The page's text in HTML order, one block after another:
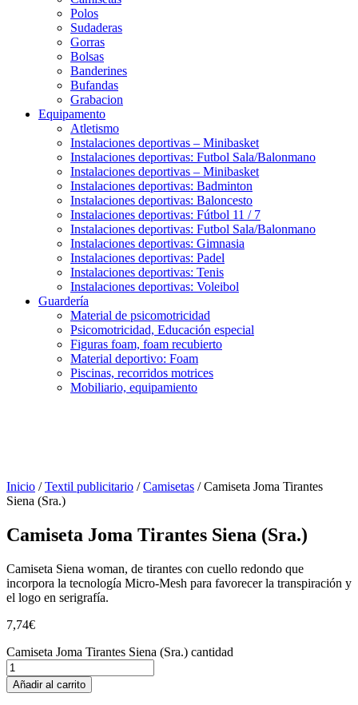
Polos
Sudaderas
Gorras
Bolsas
Banderines
Bufandas
Grabacion
Equipamento
Atletismo
Instalaciones deportivas – Minibasket
Instalaciones deportivas: Futbol Sala/Balonmano
Instalaciones deportivas – Minibasket
Instalaciones deportivas: Badminton
Instalaciones deportivas: Baloncesto
Instalaciones deportivas: Fútbol 11 / 7
Instalaciones deportivas: Futbol Sala/Balonmano
Instalaciones deportivas: Gimnasia
Instalaciones deportivas: Padel
Instalaciones deportivas: Tenis
Instalaciones deportivas: Voleibol
Guardería
Material de psicomotricidad
Psicomotricidad, Educación especial
Figuras foam, foam recubierto
Material deportivo: Foam
Piscinas, recorridos motrices
Mobiliario, equipamiento
Inicio /Textil publicitario /Camisetas / Camiseta Joma Tirantes
Siena (Sra.)
Camiseta Joma Tirantes Siena (Sra.)
Camiseta Siena woman, de tirantes con cuello redondo que
incorpora la tecnología Micro-Mesh para favorecer la transpiración y
el logo en serigrafía.
7,74€
Camiseta Joma Tirantes Siena (Sra.) cantidad
Añadir al carrito